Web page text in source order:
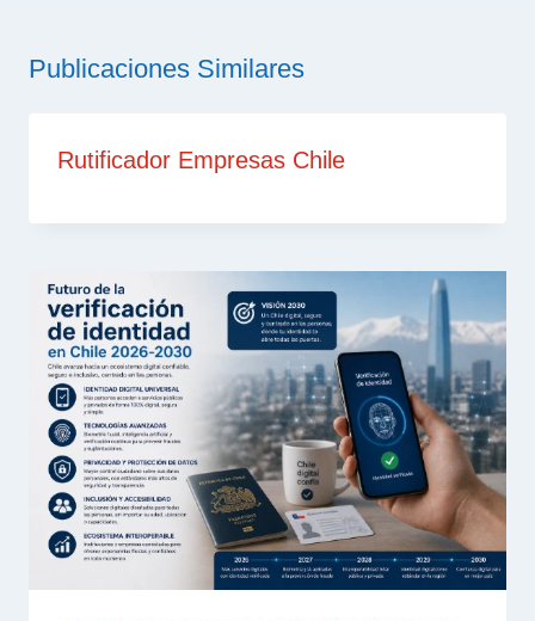
Publicaciones Similares
Rutificador Empresas Chile